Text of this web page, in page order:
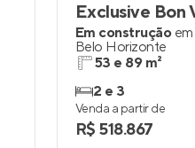
Exclusive Bon
Em construção em
Belo Horizonte
53 e 89 m²
2 e 3
Venda a partir de
R$ 518.867